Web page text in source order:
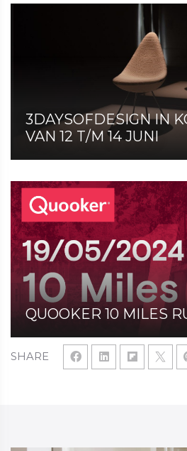
SHARE
3DAYSOFDESIGN IN
VAN 12 T/M 14 JUNI
QUOOKER 10 MILES